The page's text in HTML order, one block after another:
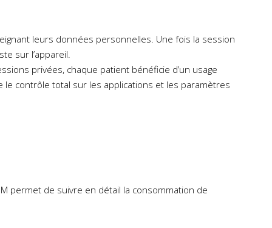
leurs données personnelles. Une fois la session
sur l’appareil.
privées, chaque patient bénéficie d’un usage
le contrôle total sur les applications et les paramètres
permet de suivre en détail la consommation de